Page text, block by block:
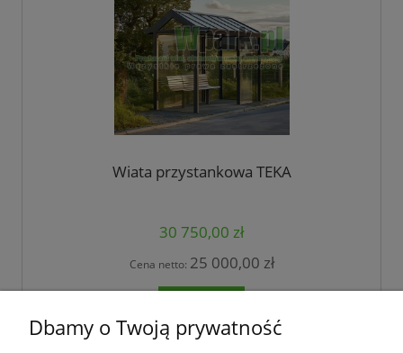
Wiata przystankowa TEKA
30 750,00 zł
Cena netto: 25 000,00 zł
Dbamy o Twoją prywatność